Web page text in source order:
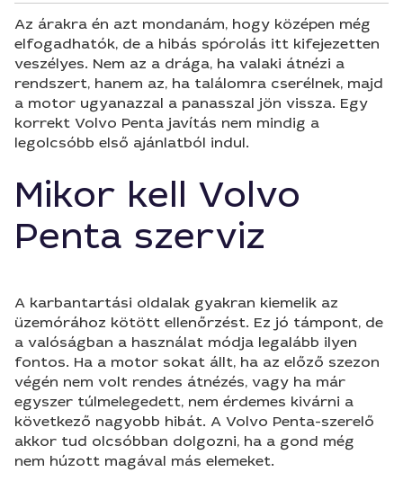
Az árakra én azt mondanám, hogy középen még
elfogadhatók, de a hibás spórolás itt kifejezetten
veszélyes. Nem az a drága, ha valaki átnézi a
rendszert, hanem az, ha találomra cserélnek, majd
a motor ugyanazzal a panasszal jön vissza. Egy
korrekt Volvo Penta javítás nem mindig a
legolcsóbb első ajánlatból indul.
Mikor kell Volvo
Penta szerviz
A karbantartási oldalak gyakran kiemelik az
üzemórához kötött ellenőrzést. Ez jó támpont, de
a valóságban a használat módja legalább ilyen
fontos. Ha a motor sokat állt, ha az előző szezon
végén nem volt rendes átnézés, vagy ha már
egyszer túlmelegedett, nem érdemes kivárni a
következő nagyobb hibát. A Volvo Penta-szerelő
akkor tud olcsóbban dolgozni, ha a gond még
nem húzott magával más elemeket.